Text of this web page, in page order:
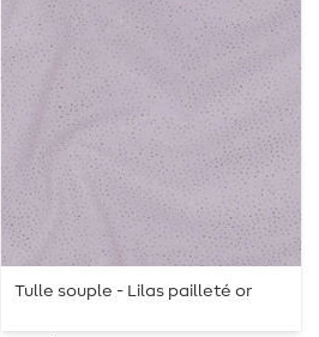
Tulle souple - Lilas pailleté or